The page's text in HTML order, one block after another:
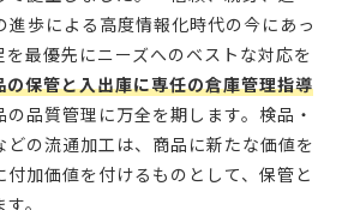
歩による高度情報化時代の今にあっ
最優先にニーズへのベストな対応を
の保管と入出庫に専任の倉庫管理指導
の品質管理に万全を期します。検品・
どの流通加工は、商品に新たな価値を
加価値を付けるものとして、保管と
。